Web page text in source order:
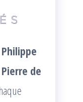
Philippe
Pierre de